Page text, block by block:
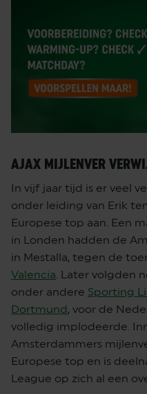
AJAX MIJLENVER
In vijf jaar tijd is er veel
onder leiding van Erik
Europese top aan. Een
in Londen hadden de
in Mestalla, tegen de
Valencia. Later volgden
onder andere Sporting
Dortmund, voor de
volledig implodeerde.
Amsterdammers
Europese top en is
League op zich al een